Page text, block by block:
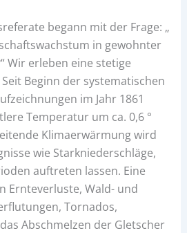
begann mit der Frage: „
in gewohnter
Wir erleben eine stetige
Beginn der systematischen
im Jahr 1861
Temperatur um ca. 0,6 °
Klimaerwärmung wird
wie Starkniederschläge,
auftreten lassen. Eine
Ernteverluste, Wald- und
Tornados,
Abschmelzen der Gletscher